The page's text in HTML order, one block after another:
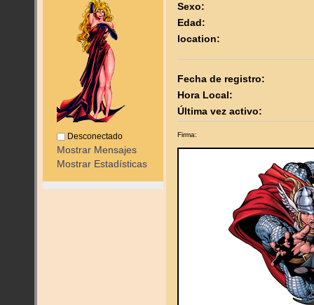
Desconectado
Mostrar Mensajes
Mostrar Estadísticas
Sexo:
Edad:
location:
Fecha de registro:
Hora Local:
Última vez activo:
Firma: